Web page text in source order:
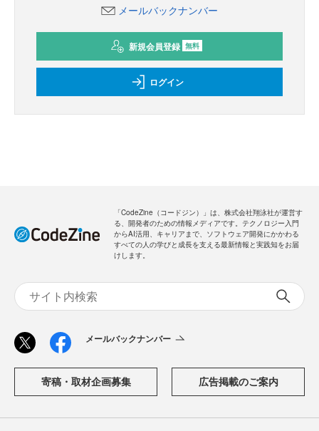
メールバックナンバー
新規会員登録 無料
ログイン
「CodeZine（コードジン）」は、株式会社翔泳社が運営す
る、開発者のための情報メディアです。テクノロジー入門
からAI活用、キャリアまで、ソフトウェア開発にかかわる
すべての人の学びと成長を支える最新情報と実践知をお届
けします。
メールバックナンバー
寄稿・取材企画募集 広告掲載のご案内